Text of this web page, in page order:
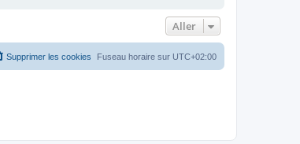
Aller
Fuseau horaire sur UTC+02:00
Supprimer les cookies